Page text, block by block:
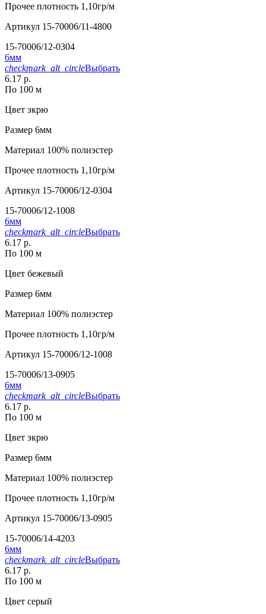
Прочее плотность 1,10гр/м
Артикул 15-70006/11-4800
15-70006/12-0304
6мм
checkmark_alt_circleВыбрать
6.17 р.
По 100 м
Цвет экрю
Размер 6мм
Материал 100% полиэстер
Прочее плотность 1,10гр/м
Артикул 15-70006/12-0304
15-70006/12-1008
6мм
checkmark_alt_circleВыбрать
6.17 р.
По 100 м
Цвет бежевый
Размер 6мм
Материал 100% полиэстер
Прочее плотность 1,10гр/м
Артикул 15-70006/12-1008
15-70006/13-0905
6мм
checkmark_alt_circleВыбрать
6.17 р.
По 100 м
Цвет экрю
Размер 6мм
Материал 100% полиэстер
Прочее плотность 1,10гр/м
Артикул 15-70006/13-0905
15-70006/14-4203
6мм
checkmark_alt_circleВыбрать
6.17 р.
По 100 м
Цвет серый